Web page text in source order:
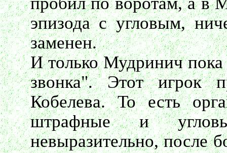
эпизода с угловым,
заменен.
И только Мудринич пока
звонка". Этот игрок
Кобелева. То есть
штрафные и
невыразительно, после